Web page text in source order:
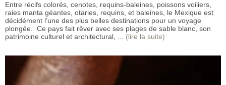
Entre récifs colorés, cenotes, requins-baleines, poissons voiliers,
raies manta géantes, otaries, requins, et baleines, le Mexique est
décidément l’une des plus belles destinations pour un voyage
plongée. Ce pays fait rêver avec ses plages de sable blanc, son
patrimoine culturel et architectural, ... (lire la suite)